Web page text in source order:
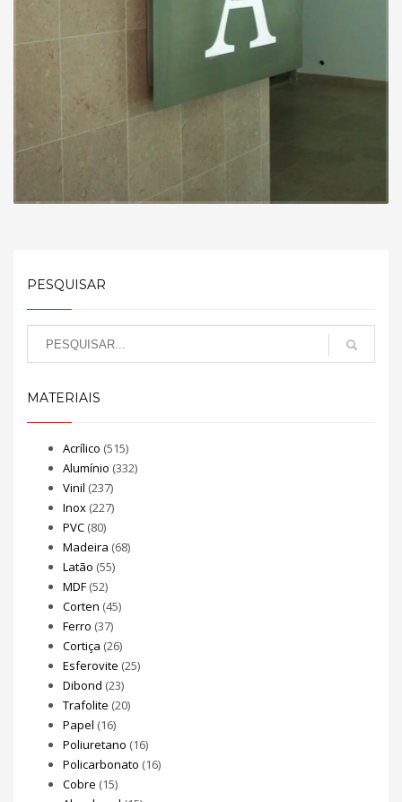
PESQUISAR
MATERIAIS
Acrílico (515)
Alumínio (332)
Vinil (237)
Inox (227)
PVC (80)
Madeira (68)
Latão (55)
MDF (52)
Corten (45)
Ferro (37)
Cortiça (26)
Esferovite (25)
Dibond (23)
Trafolite (20)
Papel (16)
Poliuretano (16)
Policarbonato (16)
Cobre (15)